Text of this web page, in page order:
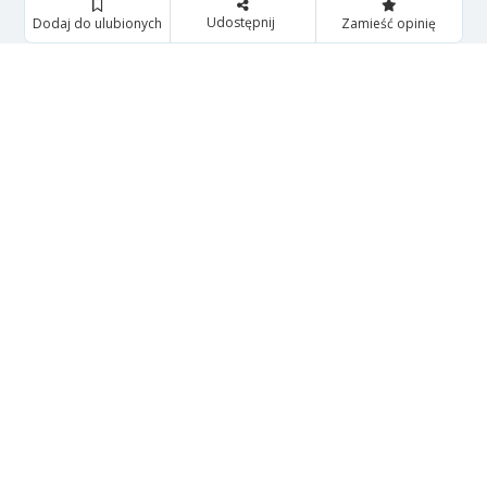
Dodaj do ulubionych Udostępnij Zamieść opinię